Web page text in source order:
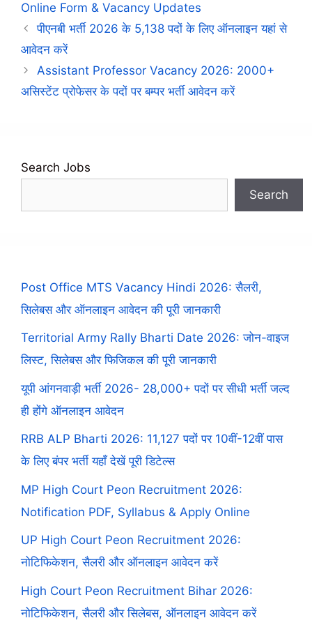
Online Form & Vacancy Updates
पीएनबी भर्ती 2026 के 5,138 पदों के लिए ऑनलाइन यहां से
आवेदन करें
Assistant Professor Vacancy 2026: 2000+
असिस्टेंट प्रोफेसर के पदों पर बम्पर भर्ती आवेदन करें
Search Jobs
Search
Post Office MTS Vacancy Hindi 2026: सैलरी,
सिलेबस और ऑनलाइन आवेदन की पूरी जानकारी
Territorial Army Rally Bharti Date 2026: जोन-वाइज
लिस्ट, सिलेबस और फिजिकल की पूरी जानकारी
यूपी आंगनवाड़ी भर्ती 2026- 28,000+ पदों पर सीधी भर्ती जल्द
ही होंगे ऑनलाइन आवेदन
RRB ALP Bharti 2026: 11,127 पदों पर 10वीं-12वीं पास
के लिए बंपर भर्ती यहाँ देखें पूरी डिटेल्स
MP High Court Peon Recruitment 2026:
Notification PDF, Syllabus & Apply Online
UP High Court Peon Recruitment 2026:
नोटिफिकेशन, सैलरी और ऑनलाइन आवेदन करें
High Court Peon Recruitment Bihar 2026:
नोटिफिकेशन, सैलरी और सिलेबस, ऑनलाइन आवेदन करें